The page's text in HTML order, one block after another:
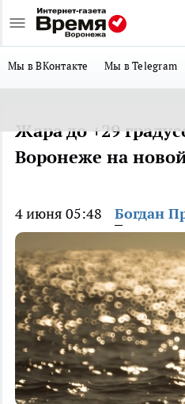
Мы в ВКонтакте Мы в Telegram
Жара до +29
Воронеже на
4 июня 05:48 Богдан